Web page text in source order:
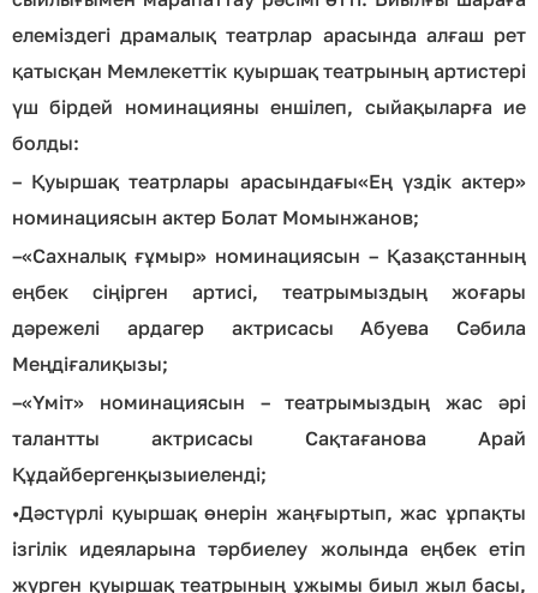
елеміздегі драмалық театрлар арасында алғаш рет
қатысқан Мемлекеттік қуыршақ театрының артистері
үш бірдей номинацияны еншілеп, сыйақыларға ие
болды:
– Қуыршақ театрлары арасындағы«Ең үздік актер»
номинациясын актер Болат Момынжанов;
–«Сахналық ғұмыр» номинациясын – Қазақстанның
еңбек сіңірген артисі, театрымыздың жоғары
дәрежелі ардагер актрисасы Абуева Сәбила
Меңдіғалиқызы;
–«Үміт» номинациясын – театрымыздың жас әрі
талантты актрисасы Сақтағанова Арай
Құдайбергенқызыиеленді;
•Дәстүрлі қуыршақ өнерін жаңғыртып, жас ұрпақты
ізгілік идеяларына тәрбиелеу жолында еңбек етіп
жүрген қуыршақ театрының ұжымы биыл жыл басы,